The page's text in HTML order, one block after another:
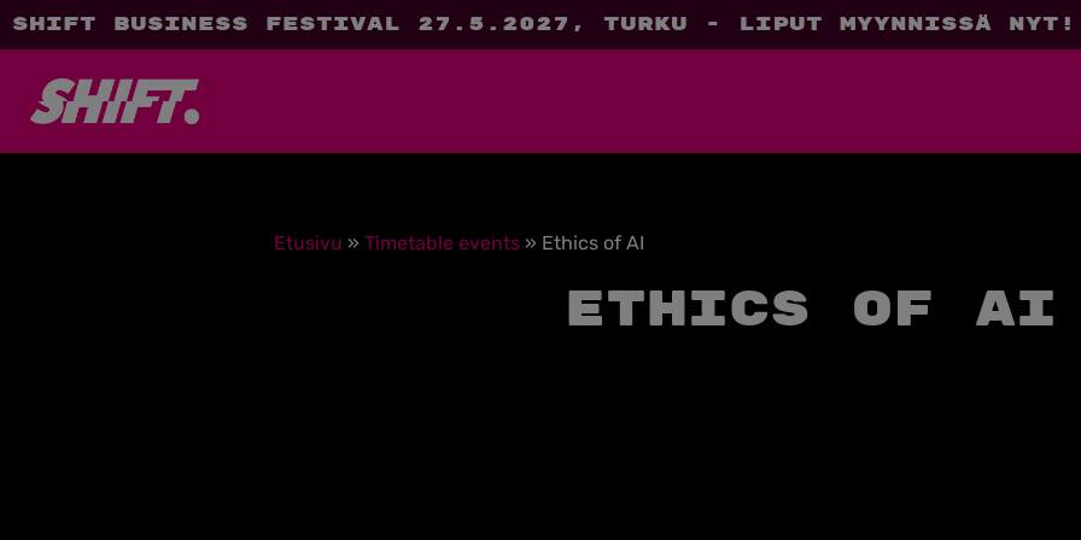
SHIFT Business Festival 27.5.2027, Turku - liput myynnissä nyt!
Etusivu »Timetable events » Ethics of AI
Ethics of AI